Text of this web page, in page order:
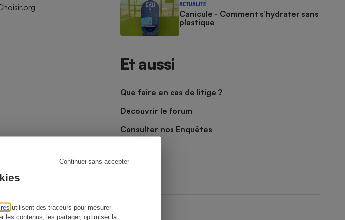
utilisent des traceurs pour mesurer
les contenus, les partager, optimiser la
Continuer sans accepter
ACTUALITÉ
Canicule - Comment s’hydrater sans
plastique
Et aussi
Que faire en cas de litige ?
Découvrir le forum
Consulter nos Enquêtes